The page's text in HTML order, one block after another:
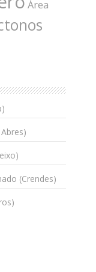
Área
(Crendes)